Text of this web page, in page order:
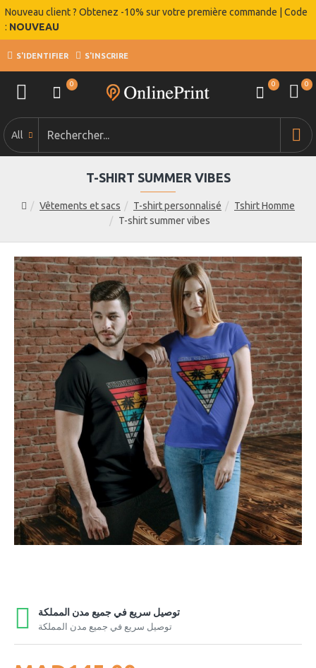
Nouveau client ? Obtenez -10% sur votre première commande | Code
: NOUVEAU
S'IDENTIFIER S'INSCRIRE
0 0 0
All
Vêtements et sacs T-shirt personnalisé
Tshirt Homme
T-shirt summer vibes
T-SHIRT SUMMER VIBES
توصيل سريع في جميع مدن المملكة
توصيل سريع في جميع مدن المملكة